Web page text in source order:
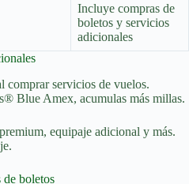
Incluye compras de
boletos y servicios
adicionales
comprar servicios de vuelos.
Blue Amex, acumulas más millas.
equipaje adicional y más.
boletos